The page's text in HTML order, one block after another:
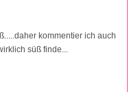
kommentier ich auch
süß finde...